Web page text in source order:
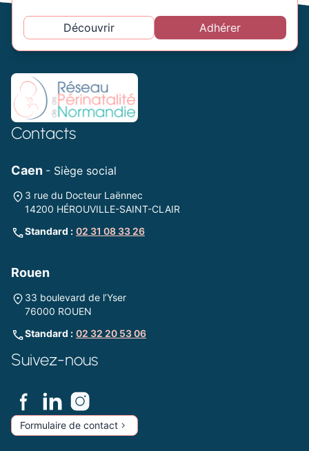
Découvrir Adhérer
Contacts
Caen - Siège social
3 rue du Docteur Laënnec
14200 HÉROUVILLE-SAINT-CLAIR
Standard : 02 31 08 33 26
Rouen
33 boulevard de l’Yser
76000 ROUEN
Standard : 02 32 20 53 06
Suivez-nous
Formulaire de contact